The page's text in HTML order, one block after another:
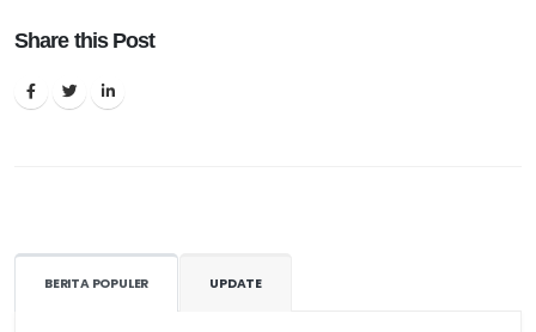
Share this Post
BERITA POPULER UPDATE